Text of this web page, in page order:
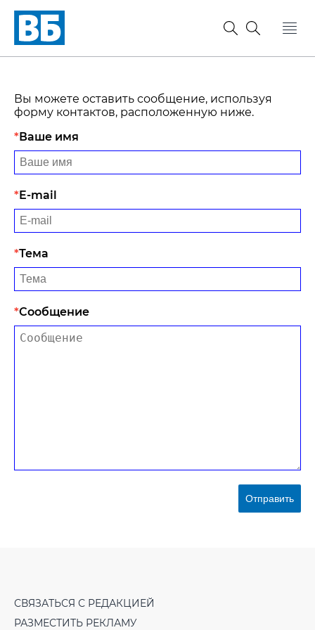
Вы можете оставить сообщение, используя
форму контактов, расположенную ниже.
Ваше имя
E-mail
Тема
Сообщение
Отправить
СВЯЗАТЬСЯ С РЕДАКЦИЕЙ
РАЗМЕСТИТЬ РЕКЛАМУ